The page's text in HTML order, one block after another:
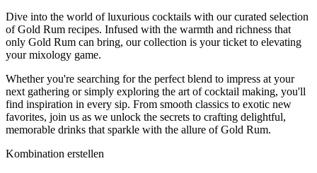
Dive into the world of luxurious cocktails with our curated selection
of Gold Rum recipes. Infused with the warmth and richness that
only Gold Rum can bring, our collection is your ticket to elevating
your mixology game.
Whether you're searching for the perfect blend to impress at your
next gathering or simply exploring the art of cocktail making, you'll
find inspiration in every sip. From smooth classics to exotic new
favorites, join us as we unlock the secrets to crafting delightful,
memorable drinks that sparkle with the allure of Gold Rum.
Kombination erstellen